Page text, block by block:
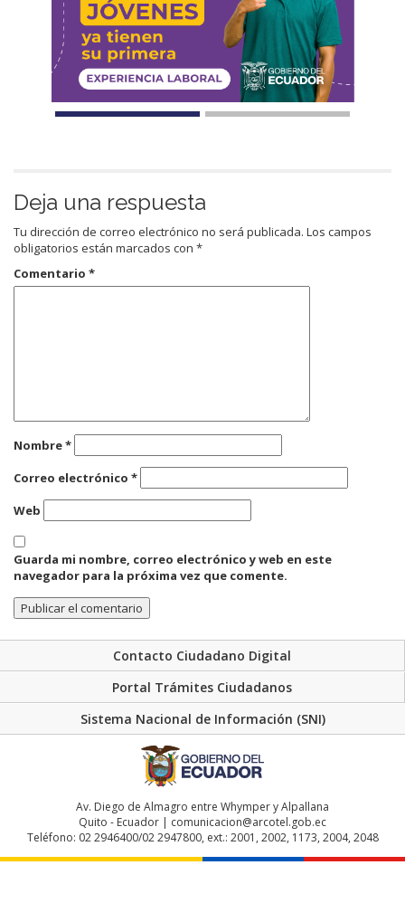
Deja una respuesta
Tu dirección de correo electrónico no será publicada. Los campos
obligatorios están marcados con *
Comentario *
Nombre*
Correo electrónico *
Web
Guarda mi nombre, correo electrónico y web en este
navegador para la próxima vez que comente.
Contacto Ciudadano Digital
Portal Trámites Ciudadanos
Sistema Nacional de Información (SNI)
Av. Diego de Almagro entre Whymper y Alpallana
Quito - Ecuador | comunicacion@arcotel.gob.ec
Teléfono: 02 2946400/02 2947800, ext.: 2001, 2002, 1173, 2004, 2048